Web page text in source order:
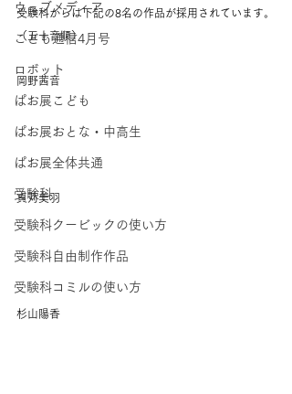
ウェブメディア
こども通信4月号
ロボット
ぱお展こども
ぱお展おとな・中高生
ぱお展全体共通
受験科
受験科クービックの使い方
受験科自由制作作品
受験科コミルの使い方
受験科からは下記の8名の作品が採用されています。
（五十音順）
岡野茜音
貞苅美羽
杉山陽香